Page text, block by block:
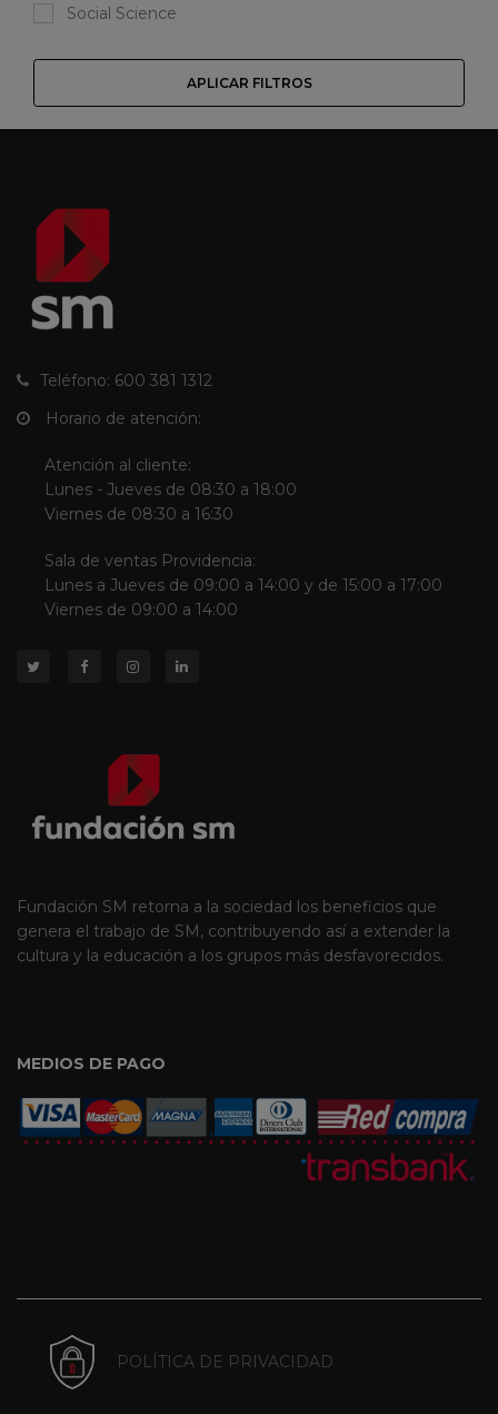
Social Science
APLICAR FILTROS
Teléfono: 600 381 1312
Horario de atención:
Atención al cliente:
Lunes - Jueves de 08:30 a 18:00
Viernes de 08:30 a 16:30
Sala de ventas Providencia:
Lunes a Jueves de 09:00 a 14:00 y de 15:00 a 17:00
Viernes de 09:00 a 14:00
Fundación SM retorna a la sociedad los beneficios que
genera el trabajo de SM, contribuyendo así a extender la
cultura y la educación a los grupos más desfavorecidos.
MEDIOS DE PAGO
POLÍTICA DE PRIVACIDAD